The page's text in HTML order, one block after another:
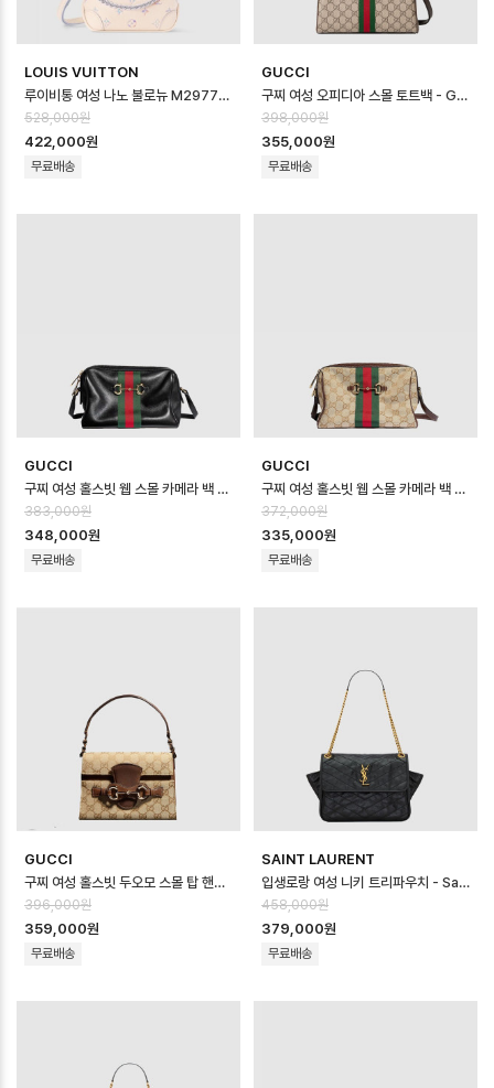
LOUIS VUITTON
루이비통 여성 나노 불로뉴 M29779 - Louis vuitton Womens Nano …
528,000원
422,000원
무료배송
GUCCI
구찌 여성 오피디아 스몰 토트백 - Gucci Womens Ophidia Small Tot…
398,000원
355,000원
무료배송
GUCCI
구찌 여성 홀스빗 웹 스몰 카메라 백 - Gucci Womens Horsebit Web S…
383,000원
348,000원
무료배송
GUCCI
구찌 여성 홀스빗 웹 스몰 카메라 백 - Gucci Womens Horsebit Web S…
372,000원
335,000원
무료배송
GUCCI
구찌 여성 홀스빗 두오모 스몰 탑 핸들백 - Gucci Womens Horsebit Duo…
396,000원
359,000원
무료배송
SAINT LAURENT
입생로랑 여성 니키 트리파우치 - Saint Laurent Womens Niki Tripo…
458,000원
379,000원
무료배송